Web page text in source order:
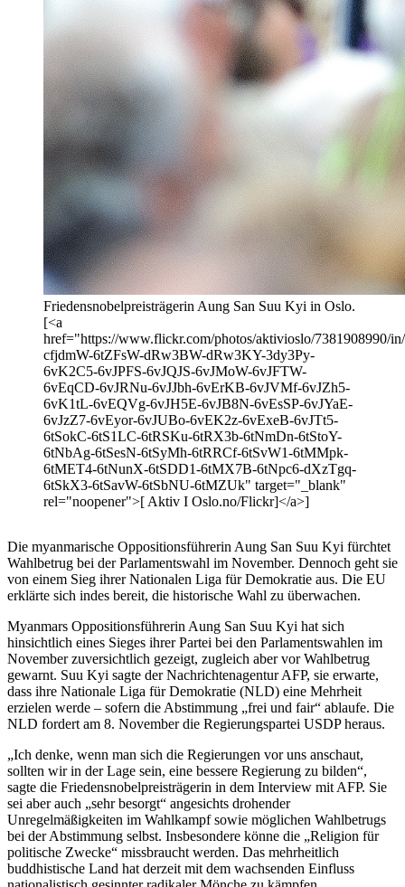
Friedensnobelpreisträgerin Aung San Suu Kyi in Oslo.
[<a
href="https://www.flickr.com/photos/aktivioslo/7381908990/
cfjdmW-6tZFsW-dRw3BW-dRw3KY-3dy3Py-
6vK2C5-6vJPFS-6vJQJS-6vJMoW-6vJFTW-
6vEqCD-6vJRNu-6vJJbh-6vErKB-6vJVMf-6vJZh5-
6vK1tL-6vEQVg-6vJH5E-6vJB8N-6vEsSP-6vJYaE-
6vJzZ7-6vEyor-6vJUBo-6vEK2z-6vExeB-6vJTt5-
6tSokC-6tS1LC-6tRSKu-6tRX3b-6tNmDn-6tStoY-
6tNbAg-6tSesN-6tSyMh-6tRRCf-6tSvW1-6tMMpk-
6tMET4-6tNunX-6tSDD1-6tMX7B-6tNpc6-dXzTgq-
6tSkX3-6tSavW-6tSbNU-6tMZUk" target="_blank"
rel="noopener">[ Aktiv I Oslo.no/Flickr]</a>]
Die myanmarische Oppositionsführerin Aung San Suu Kyi fürchtet
Wahlbetrug bei der Parlamentswahl im November. Dennoch geht sie
von einem Sieg ihrer Nationalen Liga für Demokratie aus. Die EU
erklärte sich indes bereit, die historische Wahl zu überwachen.
Myanmars Oppositionsführerin Aung San Suu Kyi hat sich
hinsichtlich eines Sieges ihrer Partei bei den Parlamentswahlen im
November zuversichtlich gezeigt, zugleich aber vor Wahlbetrug
gewarnt. Suu Kyi sagte der Nachrichtenagentur AFP, sie erwarte,
dass ihre Nationale Liga für Demokratie (NLD) eine Mehrheit
erzielen werde – sofern die Abstimmung „frei und fair“ ablaufe. Die
NLD fordert am 8. November die Regierungspartei USDP heraus.
„Ich denke, wenn man sich die Regierungen vor uns anschaut,
sollten wir in der Lage sein, eine bessere Regierung zu bilden“,
sagte die Friedensnobelpreisträgerin in dem Interview mit AFP. Sie
sei aber auch „sehr besorgt“ angesichts drohender
Unregelmäßigkeiten im Wahlkampf sowie möglichen Wahlbetrugs
bei der Abstimmung selbst. Insbesondere könne die „Religion für
politische Zwecke“ missbraucht werden. Das mehrheitlich
buddhistische Land hat derzeit mit dem wachsenden Einfluss